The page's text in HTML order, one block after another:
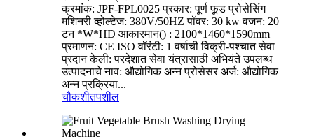
क्रमांक: JPF-FPL0025 प्रकार: पूर्ण फूड प्रोसेसिंग
मशिनरी व्होल्टेज: 380V/50HZ पॉवर: 30 kw वजन: 20
टन *W*HD आकारमान() : 2100*1460*1590mm
प्रमाणन: CE ISO वॉरंटी: 1 वर्षाची विक्री-पश्चात सेवा
प्रदान केली: परदेशात सेवा यंत्रासाठी अभियंते उपलब्ध
उत्पादनाचे नाव: औद्योगिक अन्न प्रोसेसर अर्ज: औद्योगिक
अन्न प्रक्रिया...
चौकशीतपशील